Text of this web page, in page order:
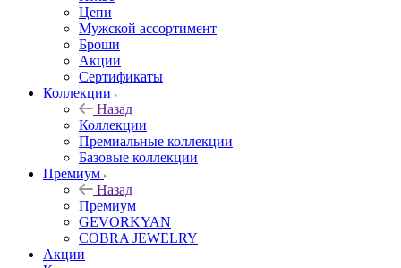
Цепи
Мужской ассортимент
Броши
Акции
Сертификаты
Коллекции
Назад
Коллекции
Премиальные коллекции
Базовые коллекции
Премиум
Назад
Премиум
GEVORKYAN
COBRA JEWELRY
Акции